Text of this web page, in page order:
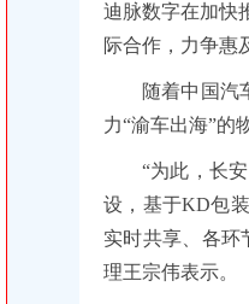
迪脉数字在加快
际合作，力争惠
随着中国汽
力“渝车出海”的
“为此，长
设，基于KD包
实时共享、各环
理王宗伟表示。